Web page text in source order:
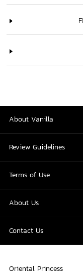
About Vanilla
Review Guidelines
Terms of Use
About Us
Contact Us
Oriental Princess